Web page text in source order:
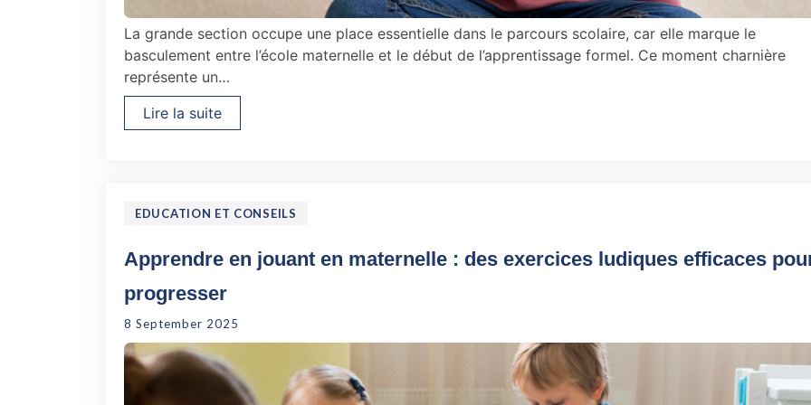
La grande section occupe une place essentielle dans le parcours scolaire, car elle marque le
basculement entre l’école maternelle et le début de l’apprentissage formel. Ce moment charnière
représente un…
Lire la suite
EDUCATION ET CONSEILS
Apprendre en jouant en maternelle : des exercices ludiques efficaces
progresser
8 September 2025